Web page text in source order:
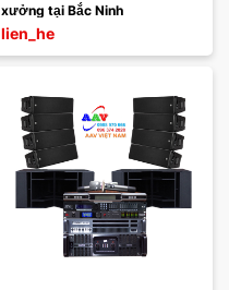
xưởng tại Bắc Ninh
lien_he